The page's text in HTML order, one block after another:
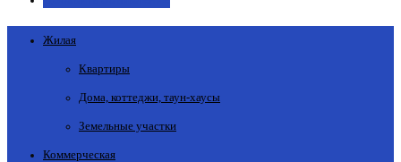
Жилая
Квартиры
Дома, коттеджи, таун-хаусы
Земельные участки
Коммерческая